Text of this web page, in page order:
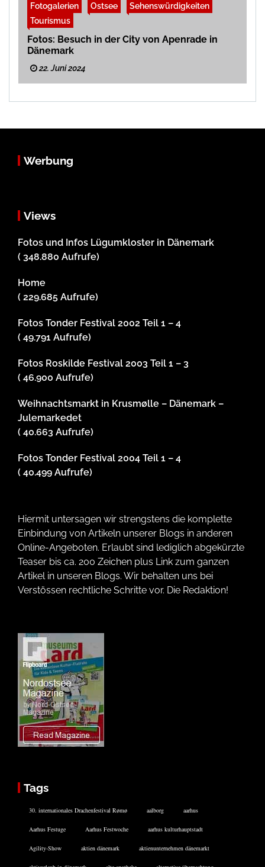
Fotogalerien Ostsee
Sehenswürdigkeiten
Tourismus
Fotos: Besuch in der City von Apenrade in
Dänemark
22. Juni 2024
Werbung
Views
Fotos und Infos Lügumkloster in Dänemark
( 348.880 Aufrufe)
Home
( 229.685 Aufrufe)
Fotos Tonder Festival 2002 Teil 1 – 4
( 49.791 Aufrufe)
Fotos Roskilde Festival 2003 Teil 1 – 3
( 46.900 Aufrufe)
Weihnachtsmarkt in Krusmølle – Dänemark –
Julemarkedet
( 40.663 Aufrufe)
Fotos Tonder Festival 2004 Teil 1 – 4
( 40.499 Aufrufe)
Hiermit untersagen wir strengstens die komplette
Einbindung von Artikeln unserer Blogs in anderen
Online-Angeboten. Erlaubt sind lediglich abgekürzte
Teaser bis ca. 200 Zeichen plus Link zum ganzen
Artikel in unseren Blogs. Wir behalten uns bei
Verstössen rechtliche Schritte vor. Die Redaktion!
Tags
30. internationales Drachenfestival Rømø aalborg aarhus
Aarhus Festuge Aarhus Festwoche aarhus kulturhauptstadt
Agility-Show aktien dänemark aktienunternehmen dänemarkt